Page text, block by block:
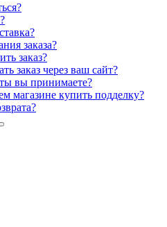
заказа?
заказ?
заказ через ваш сайт?
вы принимаете?
магазине купить подделку?